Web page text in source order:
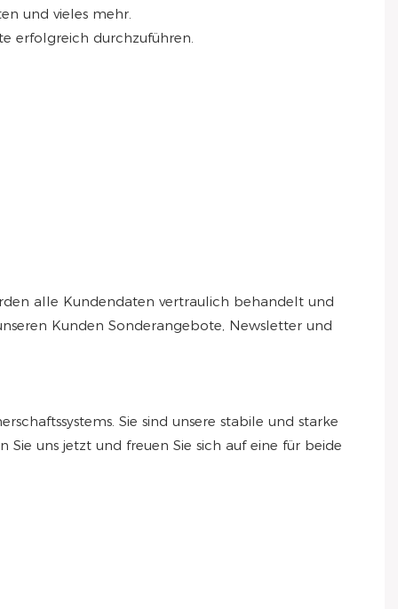
und vieles mehr.
erfolgreich durchzuführen.
alle Kundendaten vertraulich behandelt und
Kunden Sonderangebote, Newsletter und
Sie sind unsere stabile und starke
uns jetzt und freuen Sie sich auf eine für beide